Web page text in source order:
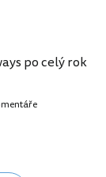
po celý rok